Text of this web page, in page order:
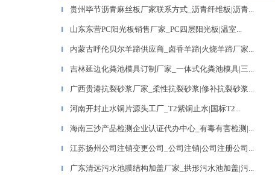
▎ 贵州毕节沥青麻丝板厂家联系方式_沥青纤维板|沥青...
▎ 山东东营PC阳光板销售厂家_PC四层阳光板|温室...
▎ 内蒙古呼伦贝尔羊蹄供应商_卤香羊蹄|火烧羊蹄厂家...
▎ 吉林延边化粪池模具订制厂家_一体式化粪池模具|三...
▎ 广西贵港抗裂砂浆厂家_柔性抗裂砂浆|修补抗裂砂浆...
▎ 河南开封止水铜片源头工厂_T2紫铜止水|国标T2...
▎ 海南三沙产品检测企业认证代办中心_有毒有害检测|...
▎ 江苏扬州公司注销变更公司_公司注销|公司注册公司...
▎ 广东清远污水池膜结构加盖厂家_拱形污水池加盖|污...